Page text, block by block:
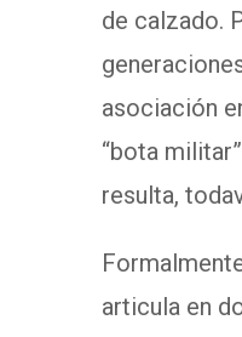
de calzado.
asociación
“bota
resulta,
articula en